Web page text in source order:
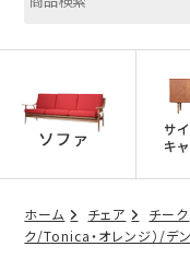
ホーム チェア チーク
ク/Tonica・オレンジ）/デ